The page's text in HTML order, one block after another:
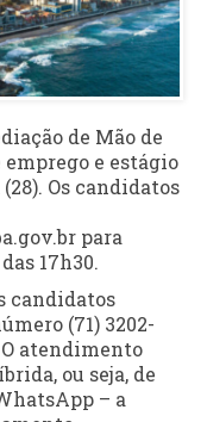
de Mão de
emprego e estágio
Os candidatos
para
17h30.
candidatos
(71) 3202-
atendimento
ou seja, de
– a